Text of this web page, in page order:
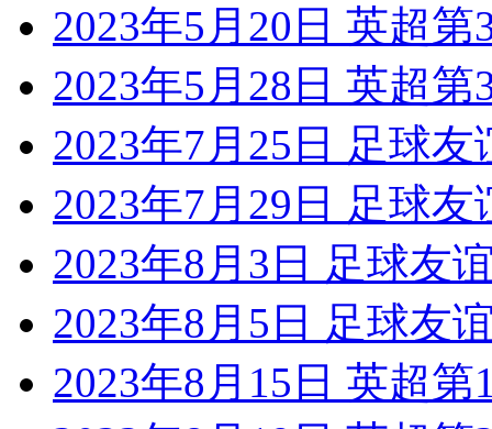
2023年5月20日 英超
2023年5月28日 英超
2023年7月25日 足球
2023年7月29日 足球
2023年8月3日 足球友
2023年8月5日 足球友
2023年8月15日 英超